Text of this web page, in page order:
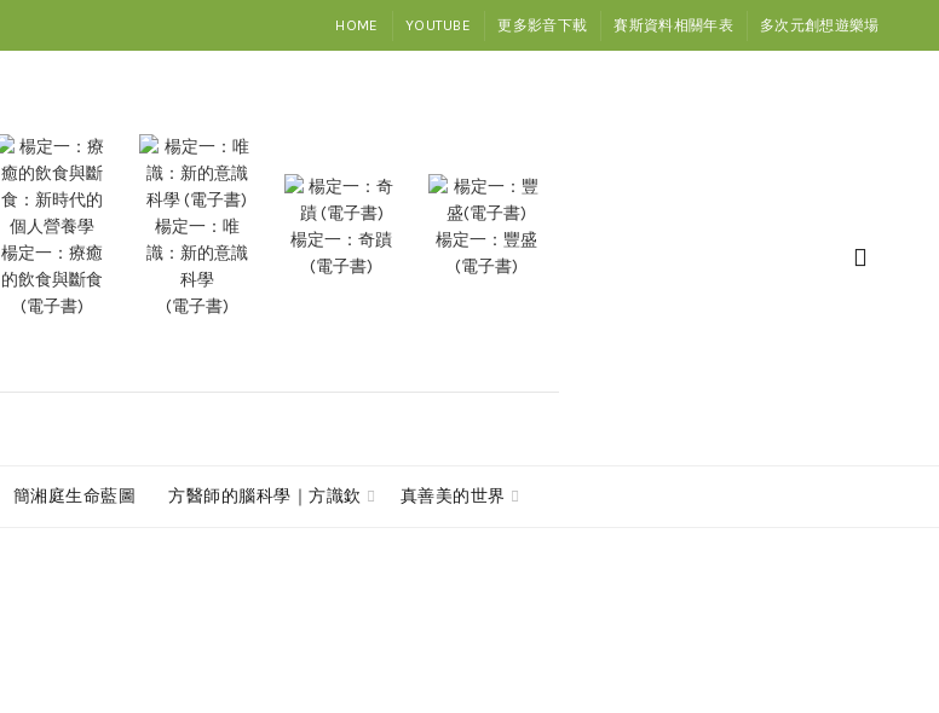
HOME YOUTUBE 更多影音下載 賽斯資料相關年表 多次元創想遊樂場
楊定一：療癒
的飲食與斷食
(電子書)
楊定一：唯
識：新的意識
科學
(電子書)
楊定一：奇蹟
(電子書)
楊定一：豐盛
(電子書)
簡湘庭生命藍圖 方醫師的腦科學｜方識欽 真善美的世界